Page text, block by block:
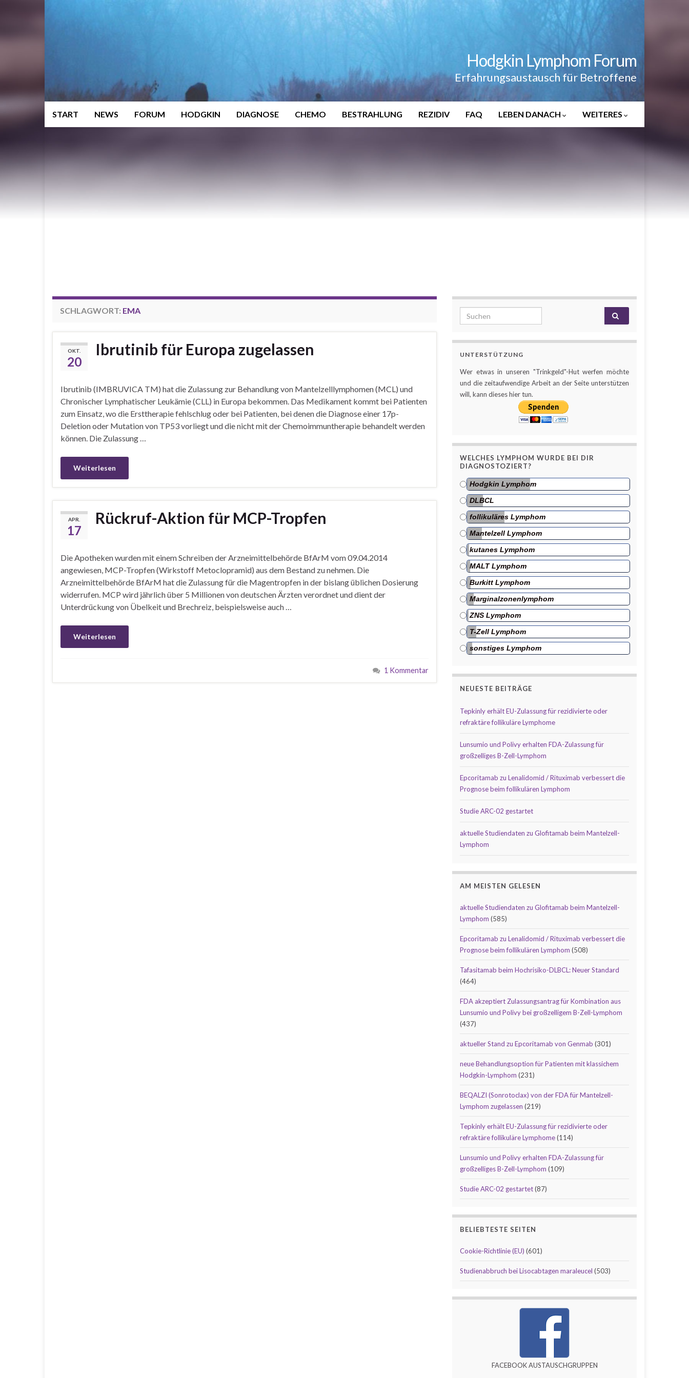
Hodgkin Lymphom Forum
Erfahrungsaustausch für Betroffene
START NEWS FORUM HODGKIN DIAGNOSE CHEMO BESTRAHLUNG REZIDIV FAQ LEBEN DANACH WEITERES
SCHLAGWORT: EMA
OKT.
20
Ibrutinib für Europa zugelassen
Ibrutinib (IMBRUVICA TM) hat die Zulassung zur Behandlung von Mantelzelllymphomen (MCL) und
Chronischer Lymphatischer Leukämie (CLL) in Europa bekommen. Das Medikament kommt bei Patienten
zum Einsatz, wo die Ersttherapie fehlschlug oder bei Patienten, bei denen die Diagnose einer 17p-
Deletion oder Mutation von TP53 vorliegt und die nicht mit der Chemoimmuntherapie behandelt werden
können. Die Zulassung …
Weiterlesen
APR.
17
Rückruf-Aktion für MCP-Tropfen
Die Apotheken wurden mit einem Schreiben der Arzneimittelbehörde BfArM vom 09.04.2014
angewiesen, MCP-Tropfen (Wirkstoff Metoclopramid) aus dem Bestand zu nehmen. Die
Arzneimittelbehörde BfArM hat die Zulassung für die Magentropfen in der bislang üblichen Dosierung
widerrufen. MCP wird jährlich über 5 Millionen von deutschen Ärzten verordnet und dient der
Unterdrückung von Übelkeit und Brechreiz, beispielsweise auch …
Weiterlesen
1 Kommentar
Search for:
UNTERSTÜTZUNG
Wer etwas in unseren "Trinkgeld"-Hut werfen möchte
und die zeitaufwendige Arbeit an der Seite unterstützen
will, kann dieses hier tun.
WELCHES LYMPHOM WURDE BEI DIR
DIAGNOSTOZIERT?
Hodgkin Lymphom
DLBCL
follikuläres Lymphom
Mantelzell Lymphom
kutanes Lymphom
MALT Lymphom
Burkitt Lymphom
Marginalzonenlymphom
ZNS Lymphom
T-Zell Lymphom
sonstiges Lymphom
NEUESTE BEITRÄGE
Tepkinly erhält EU-Zulassung für rezidivierte oder
refraktäre follikuläre Lymphome
Lunsumio und Polivy erhalten FDA-Zulassung für
großzelliges B-Zell-Lymphom
Epcoritamab zu Lenalidomid / Rituximab verbessert die
Prognose beim follikulären Lymphom
Studie ARC-02 gestartet
aktuelle Studiendaten zu Glofitamab beim Mantelzell-
Lymphom
AM MEISTEN GELESEN
aktuelle Studiendaten zu Glofitamab beim Mantelzell-
Lymphom (585)
Epcoritamab zu Lenalidomid / Rituximab verbessert die
Prognose beim follikulären Lymphom (508)
Tafasitamab beim Hochrisiko-DLBCL: Neuer Standard
(464)
FDA akzeptiert Zulassungsantrag für Kombination aus
Lunsumio und Polivy bei großzelligem B-Zell-Lymphom
(437)
aktueller Stand zu Epcoritamab von Genmab (301)
neue Behandlungsoption für Patienten mit klassichem
Hodgkin-Lymphom (231)
BEQALZI (Sonrotoclax) von der FDA für Mantelzell-
Lymphom zugelassen (219)
Tepkinly erhält EU-Zulassung für rezidivierte oder
refraktäre follikuläre Lymphome(114)
Lunsumio und Polivy erhalten FDA-Zulassung für
großzelliges B-Zell-Lymphom (109)
Studie ARC-02 gestartet(87)
BELIEBTESTE SEITEN
Cookie-Richtlinie (EU) (601)
Studienabbruch bei Lisocabtagen maraleucel (503)
FACEBOOK AUSTAUSCHGRUPPEN